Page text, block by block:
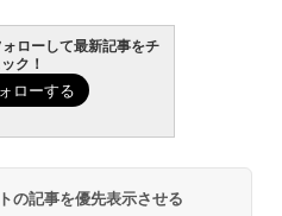
ローして最新記事をチ
ク！
の記事を優先表示させる